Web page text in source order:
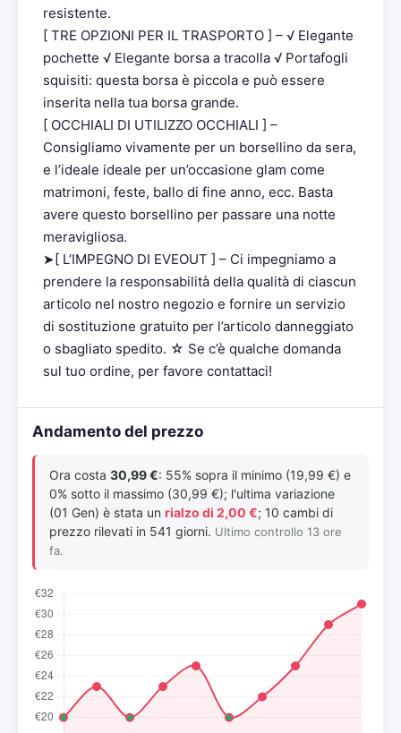
resistente.
[ TRE OPZIONI PER IL TRASPORTO ] – √ Elegante
pochette √ Elegante borsa a tracolla √ Portafogli
squisiti: questa borsa è piccola e può essere
inserita nella tua borsa grande.
[ OCCHIALI DI UTILIZZO OCCHIALI ] –
Consigliamo vivamente per un borsellino da sera,
e l’ideale ideale per un’occasione glam come
matrimoni, feste, ballo di fine anno, ecc. Basta
avere questo borsellino per passare una notte
meravigliosa.
➤[ L’IMPEGNO DI EVEOUT ] – Ci impegniamo a
prendere la responsabilità della qualità di ciascun
articolo nel nostro negozio e fornire un servizio
di sostituzione gratuito per l’articolo danneggiato
o sbagliato spedito. ☆ Se c’è qualche domanda
sul tuo ordine, per favore contattaci!
Andamento del prezzo
Ora costa 30,99 €: 55% sopra il minimo (19,99 €) e
0% sotto il massimo (30,99 €); l'ultima variazione
(01 Gen) è stata un rialzo di 2,00 €; 10 cambi di
prezzo rilevati in 541 giorni. Ultimo controllo 13 ore
fa.